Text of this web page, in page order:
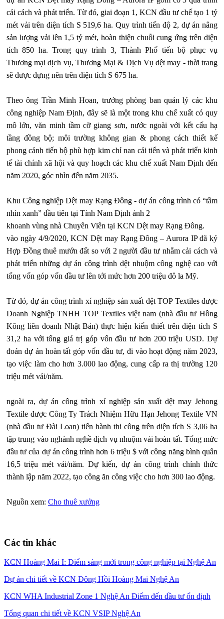
cải cách và phát triển. Từ đó, giai đoạn 1, KCN đầu tư chế tạo 1 tỷ
mét vải trên diện tích S 519,6 ha. Quy trình tiến độ 2, dự án nâng
sản lượng vải lên 1,5 tỷ mét, hoàn thiện chuỗi cung ứng trên diện
tích 850 ha. Trong quy trình 3, Thành Phố tiến bộ phục vụ
Thương mại dịch vụ, Thương Mại & Dịch Vụ dệt may - thời trang
sẽ được dựng nên trên diện tích S 675 ha.
Theo ông Trần Minh Hoan, trưởng phòng ban quản lý các khu
công nghiệp Nam Định, đây sẽ là một trong khu chế xuất có quy
mô lớn, văn minh tầm cỡ giang sơn, nước ngoài với kết cấu hạ
tầng đồng bộ; môi trường không gian & phong cách thiết kế
phong cảnh tiến bộ phù hợp kim chỉ nan cải tiến và phát triển kinh
tế tài chính xã hội và quy hoạch các khu chế xuất Nam Định đến
năm 2020, góc nhìn đến năm 2035.
Khu​ Công nghiệp Dệt may Rạng Đông - dự án công trình có “tầm
nhìn xanh” đầu tiên tại Tỉnh Nam Định ảnh 2
khoanh vùng nhà Chuyên Viên tại KCN Dệt may Rạng Đông.
vào ngày 4/9/2020, KCN Dệt may Rạng Đông – Aurora IP đã ký
Hợp Đồng thuê mướn đất so với 2 người đầu tư nhằm cải cách và
phát triển những dự án công trình dệt nhuộm công nghệ cao với
tổng vốn góp vốn đầu tư lên tới mức hơn 200 triệu đô la Mỹ.
Từ đó, dự án công trình xí nghiệp sản xuất dệt TOP Textiles được
Doanh Nghiệp TNHH TOP Textiles việt nam (nhà đầu tư Hồng
Kông liên doanh Nhật Bản) thực hiện kiến thiết trên diện tích S
31,2 ha với tổng giá trị góp vốn đầu tư hơn 200 triệu USD. Dự
đoán dự án hoàn tất góp vốn đầu tư, đi vào hoạt động năm 2023,
tạo việc làm cho hơn 3.000 lao động, cung cấp ra thị trường 120
triệu mét vải/năm.
ngoài ra, dự án công trình xí nghiệp sản xuất dệt may Jehong
Textile được Công Ty Trách Nhiệm Hữu Hạn Jehong Textile VN
(nhà đầu tư Đài Loan) tiến hành thi công trên diện tích S 3,06 ha
tập trung vào nghành nghề dịch vụ nhuộm vải hoàn tất. Tổng mức
đầu tư của dự án công trình hơn 6 triệu $ với công năng bình quân
16,5 triệu mét vải/năm. Dự kiến, dự án công trình chính thức
thành lập năm 2022, tạo công ăn công việc cho hơn 300 lao động.
Nguồn xem: Cho thuê xưởng
Các tin khác
KCN Hoàng Mai I: Điểm sáng mới trong công nghiệp tại Nghệ An
Dự án chi tiết về KCN Đông Hồi Hoàng Mai Nghệ An
KCN WHA Industrial Zone 1 Nghệ An Điểm đến đầu tư ổn định
Tổng quan chi tiết về KCN VSIP Nghệ An